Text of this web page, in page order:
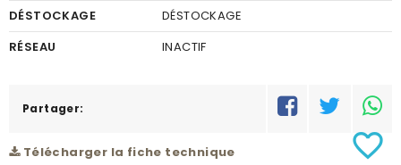
DÉSTOCKAGE
DÉSTOCKAGE
RÉSEAU
INACTIF
Partager:
Télécharger la fiche technique favorite_border